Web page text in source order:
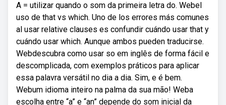
A = utilizar quando o som da primeira letra do. Webel
uso de that vs which. Uno de los errores más comunes
al usar relative clauses es confundir cuándo usar that y
cuándo usar which. Aunque ambos pueden traducirse.
Webdescubra como usar so em inglês de forma fácil e
descomplicada, com exemplos práticos para aplicar
essa palavra versátil no dia a dia. Sim, e é bem.
Webum idioma inteiro na palma da sua mão! Weba
escolha entre “a” e “an” depende do som inicial da